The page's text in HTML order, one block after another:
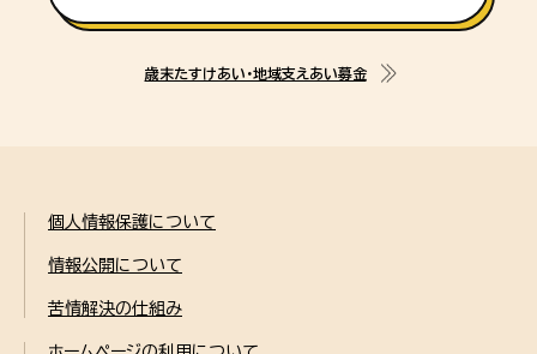
歳末たすけあい・地域支えあい募金
個人情報保護について
情報公開について
苦情解決の仕組み